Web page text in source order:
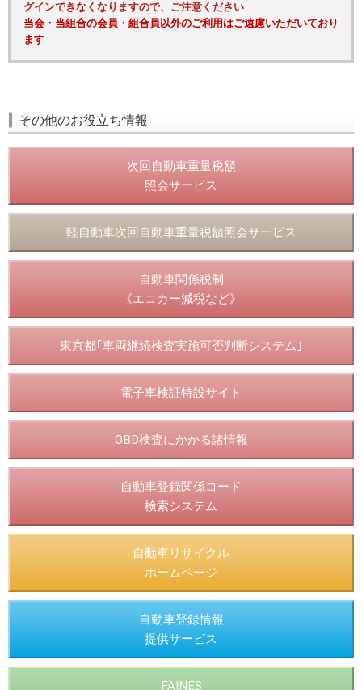
グインできなくなりますので、ご注意ください
当会・当組合の会員・組合員以外のご利用はご遠慮いただいており
ます
その他のお役立ち情報
次回自動車重量税額
照会サービス
軽自動車次回自動車重量税額照会サービス
自動車関係税制
《エコカー減税など》
東京都｢車両継続検査実施可否判断システム｣
電子車検証特設サイト
OBD検査にかかる諸情報
自動車登録関係コード
検索システム
自動車リサイクル
ホームページ
自動車登録情報
提供サービス
FAINES